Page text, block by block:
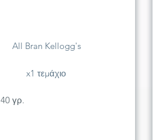
All Bran Kellogg's
x1 τεμάχιο
40 γρ.